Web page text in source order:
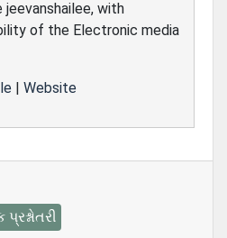
jeevanshailee, with
of the Electronic media
| Website